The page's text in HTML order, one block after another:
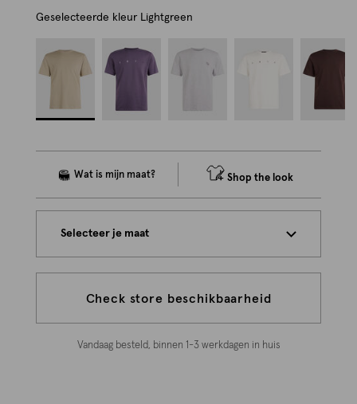
Geselecteerde kleur Lightgreen
Shop the look
Selecteer je maat
Check store beschikbaarheid
Vandaag besteld, binnen 1-3 werkdagen in huis